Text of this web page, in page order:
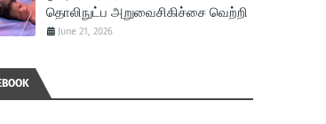
தொலிநுட்ப அறுவைசிகிச்சை வெற்றி
June 21, 2026